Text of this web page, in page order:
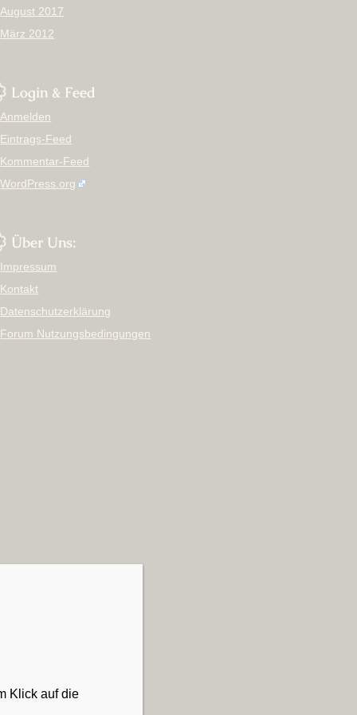
August 2017
März 2012
Login & Feed
Anmelden
Eintrags-Feed
Kommentar-Feed
WordPress.org
Über Uns:
Impressum
Kontakt
Datenschutzerklärung
Forum Nutzungsbedingungen
Klick auf die